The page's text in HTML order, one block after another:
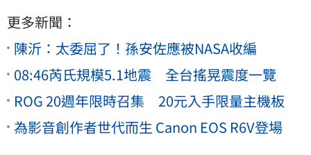
更多新聞：
陳沂：太委屈了！孫安佐應被NASA收編
08:46芮氏規模5.1地震 全台搖晃震度一覽
ROG 20週年限時召集 20元入手限量主機板
為影音創作者世代而生 Canon EOS R6V登場